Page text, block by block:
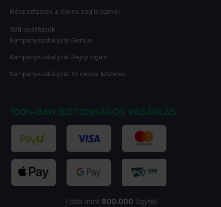
Részletfizetés a Klarna segítségével
Süti beállítások
Kampányszabályzat Genius
Kampányszabályzat Rejoy Again
Kampányszabályzat 10 napos kifizetés
100%-BAN BIZTONSÁGOS VÁSÁRLÁS
Több mint 800.000 ügyfél